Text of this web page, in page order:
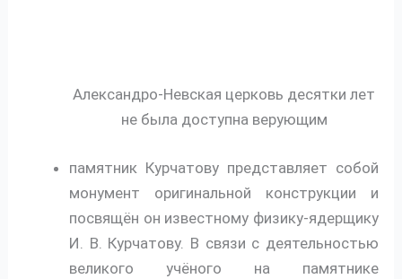
Александро-Невская церковь десятки лет
не была доступна верующим
памятник Курчатову представляет собой
монумент оригинальной конструкции и
посвящён он известному физику-ядерщику
И. В. Курчатову. В связи с деятельностью
великого учёного на памятнике